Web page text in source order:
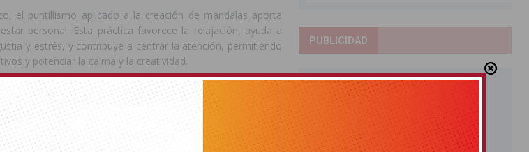
el puntillismo aplicado a la creación de mandalas aporta
personal. Esta práctica favorece la relajación, ayuda a
y estrés, y contribuye a centrar la atención, permitiendo
y potenciar la calma y la creatividad.
gratuita, aunque cada alumno deberá adquirir el
las sesiones. El coste aproximado del material oscila
cuatro colores de pintura acrílica (a elección del
bebé y pequeños recipientes para depositar la pintura.
PUBLICIDAD